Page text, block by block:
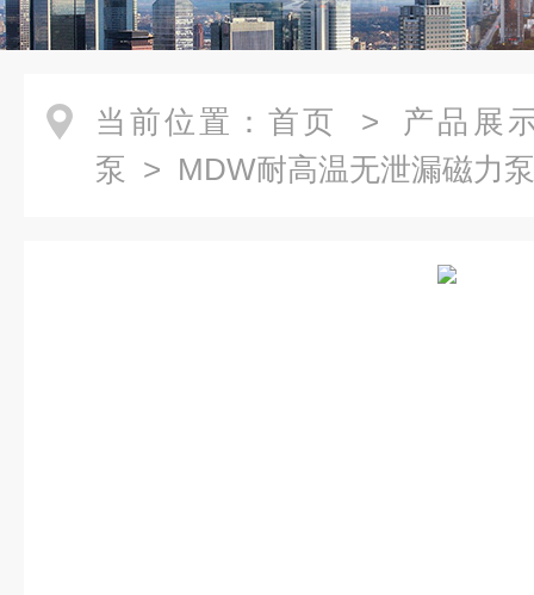
当前位置： 首页 > 产品展
泵 > MDW耐高温无泄漏磁力泵